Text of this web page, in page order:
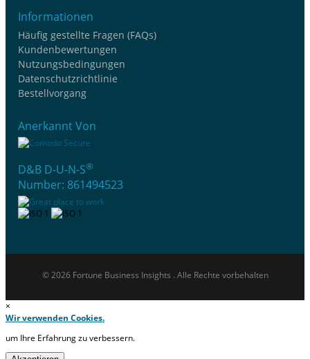
Informationen
Häufig gestellte Fragen (FAQs)
Kundenbewertungen
Nutzungsbedingungen
Datenschutzrichtlinie
Bestellvorgang
Anerkannt Von
D&B D-U-N-S®
Number: 861494523
© 2026 Fortune Business Insights . Alle Rechte vorbehalten
×
Wir verwenden Cookies.
um Ihre Erfahrung zu verbessern.